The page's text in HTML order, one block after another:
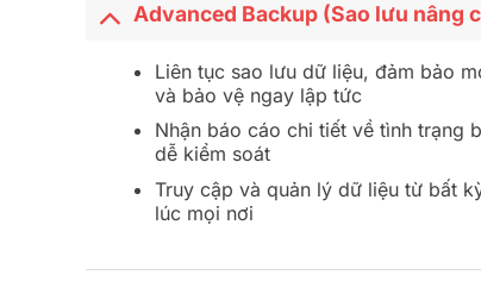
Advanced Backup (Sao lưu nâng
Liên tục sao lưu dữ liệu, đảm bảo
và bảo vệ ngay lập tức
Nhận báo cáo chi tiết về tình trạng
dễ kiểm soát
Truy cập và quản lý dữ liệu từ bất
lúc mọi nơi